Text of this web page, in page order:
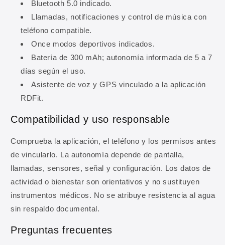
Bluetooth 5.0 indicado.
Llamadas, notificaciones y control de música con
teléfono compatible.
Once modos deportivos indicados.
Batería de 300 mAh; autonomía informada de 5 a 7
días según el uso.
Asistente de voz y GPS vinculado a la aplicación
RDFit.
Compatibilidad y uso responsable
Comprueba la aplicación, el teléfono y los permisos antes
de vincularlo. La autonomía depende de pantalla,
llamadas, sensores, señal y configuración. Los datos de
actividad o bienestar son orientativos y no sustituyen
instrumentos médicos. No se atribuye resistencia al agua
sin respaldo documental.
Preguntas frecuentes
10% DE DESCUENTO
Regístrate y obtén 10% de
descuento en tu primera
Ingresa tu correo para obtener 10% de
ofertas y novedades.
Correo electrónico
OBTENER MI 10% DE DESCUENTO
Al registrarte aceptas recibir comunicaciones comerciales y